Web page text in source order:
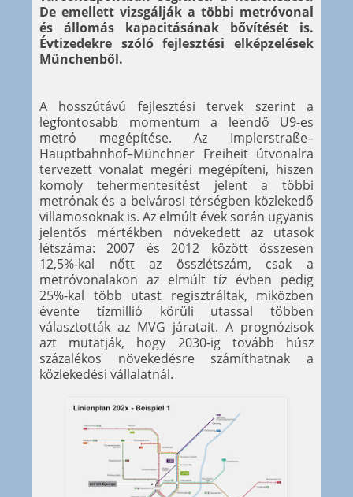
De emellett vizsgálják a többi metróvonal
és állomás kapacitásának bővítését is.
Évtizedekre szóló fejlesztési elképzelések
Münchenből.
A hosszútávú fejlesztési tervek szerint a
legfontosabb momentum a leendő U9-es
metró megépítése. Az Implerstraße–
Hauptbahnhof–Münchner Freiheit útvonalra
tervezett vonalat megéri megépíteni, hiszen
komoly tehermentesítést jelent a többi
metrónak és a belvárosi térségben közlekedő
villamosoknak is. Az elmúlt évek során ugyanis
jelentős mértékben növekedett az utasok
létszáma: 2007 és 2012 között összesen
12,5%-kal nőtt az összlétszám, csak a
metróvonalakon az elmúlt tíz évben pedig
25%-kal több utast regisztráltak, miközben
évente tízmillió körüli utassal többen
választották az MVG járatait. A prognózisok
azt mutatják, hogy 2030-ig tovább húsz
százalékos növekedésre számíthatnak a
közlekedési vállalatnál.